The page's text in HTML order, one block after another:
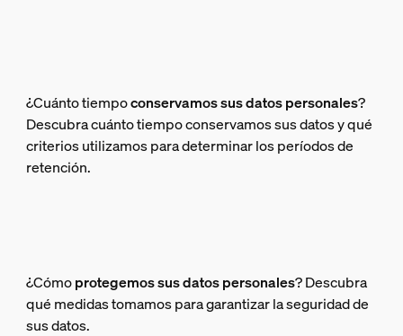
¿Cuánto tiempoconservamos sus datos personales?
Descubra cuánto tiempo conservamos sus datos y qué
criterios utilizamos para determinar los períodos de
retención.
¿Cómoprotegemossus datos personales? Descubra
qué medidas tomamos para garantizar la seguridad de
sus datos.